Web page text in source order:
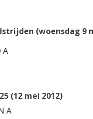
(woensdag 9
A
(12 mei 2012)
A